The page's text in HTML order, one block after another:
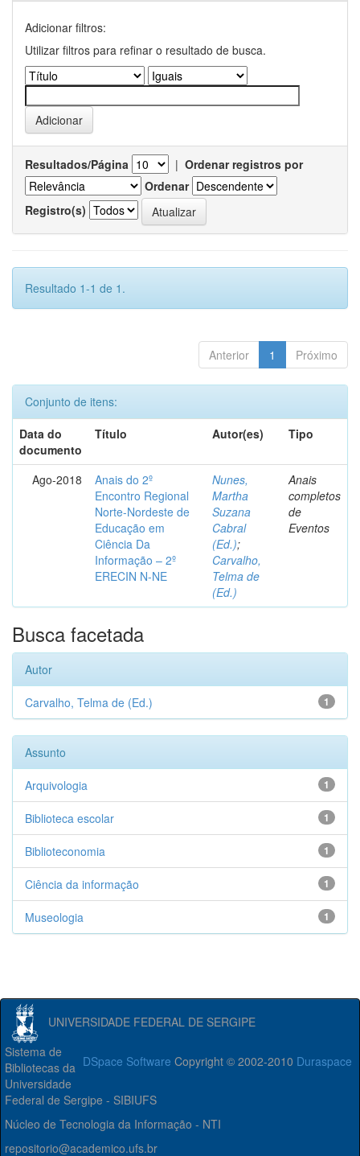
Adicionar filtros:
Utilizar filtros para refinar o resultado de busca.
Resultados/Página | Ordenar registros por
Ordenar
Registro(s)
Resultado 1-1 de 1.
Anterior 1 Próximo
Conjunto de itens:
Data do
documento
Título Autor(es) Tipo
Ago-2018
Anais do 2º
Encontro Regional
Norte-Nordeste de
Educação em
Ciência Da
Informação – 2º
ERECIN N-NE
Nunes,
Martha
Suzana
Cabral
(Ed.);
Carvalho,
Telma de
(Ed.)
Anais
completos
de
Eventos
Busca facetada
Autor
1
Carvalho, Telma de (Ed.)
Assunto
1
Arquivologia
1
Biblioteca escolar
1
Biblioteconomia
1
Ciência da informação
1
Museologia
UNIVERSIDADE FEDERAL DE SERGIPE
DSpace Software Copyright © 2002-2010 Duraspace
Sistema de
Bibliotecas da
Universidade
Federal de Sergipe - SIBIUFS
Núcleo de Tecnologia da Informação - NTI
repositorio@academico.ufs.br